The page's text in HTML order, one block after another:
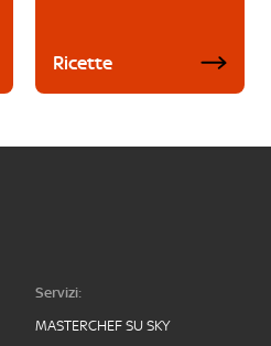
Ricette
Servizi:
MASTERCHEF SU SKY